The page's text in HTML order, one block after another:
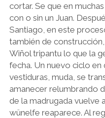
cortar. Se que en
con o sin un Juan.
Santiago, en este
también de
Wiñol tripantu lo que la
fecha. Un nuevo ciclo en
vestiduras, muda, se
amanecer relumbrando
de la madrugada vuelve
wünelfe reaparece. Al